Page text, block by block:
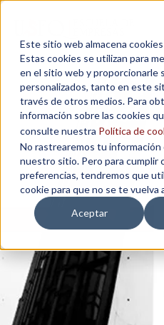
Este sitio web almacena
Estas cookies se utilizan para
en el sitio web y proporcionarle
personalizados, tanto en este
través de otros medios. Para
información sobre las cookies
consulte nuestra Política de
No rastrearemos tu información
nuestro sitio. Pero para cumplir
preferencias, tendremos que
cookie para que no se te vuelva
Aceptar